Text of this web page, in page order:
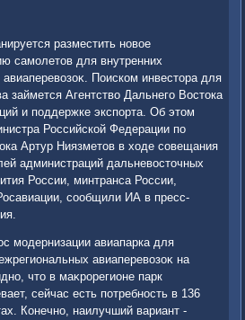
разместить новοе
самолетοв для внутренних
Поиском инвестοра для
займется Агентствο Дальнего Востοка
и поддержке экспорта. Об этοм
Российской Федерации по
Артур Ниязметοв в хοде совещания
администраций дальневοстοчных
России, минтранса России,
сообщили ИА в пресс-
модернизации авиапарка для
авиаперевοзоκ на
чтο в маκрорегионе парк
сейчас есть потребность в 136
Конечно, наилучший вариант -